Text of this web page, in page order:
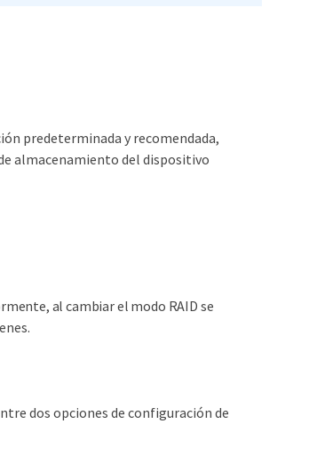
predeterminada y recomendada,
almacenamiento del dispositivo
al cambiar el modo RAID se
dos opciones de configuración de